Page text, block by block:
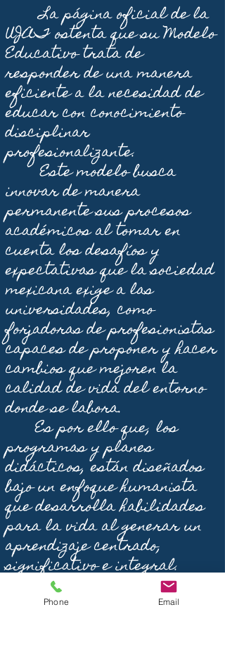
La página oficial de la
UJAT ostenta que su Modelo
Educativo trata de
responder de una manera
eficiente a la necesidad de
educar con conocimiento
disciplinar
profesionalizante.
Este modelo busca
innovar de manera
permanente sus procesos
académicos al tomar en
cuenta los desafíos y
expectativas que la sociedad
mexicana exige a las
universidades, como
forjadoras de profesionistas
capaces de proponer y hacer
cambios que mejoren la
calidad de vida del entorno
donde se labora.
Es por ello que, los
programas y planes
didácticos, están diseñados
bajo un enfoque humanista
que desarrolla habilidades
para la vida al generar un
aprendizaje centrado,
significativo e integral.
Phone Email